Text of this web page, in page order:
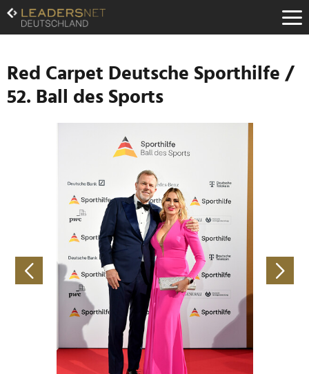
Zum
Inhalt
Zur
Navigation
Zur
Hauptnavigation
Red Carpet Deutsche Sporthilfe /
52. Ball des Sports